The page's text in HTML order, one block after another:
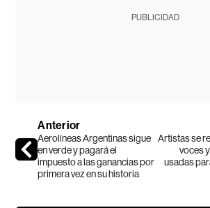
PUBLICIDAD
Anterior
Aerolíneas Argentinas sigue
en verde y pagará el
impuesto a las ganancias por
primera vez en su historia
Artistas se
voces
usadas